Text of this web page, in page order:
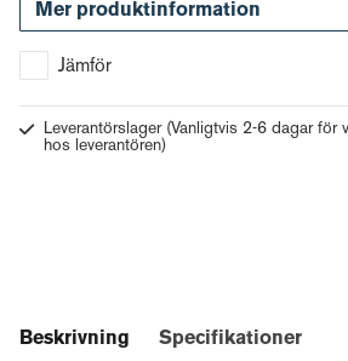
Mer produktinformation
Jämför
Leverantörslager (Vanligtvis 2-6 dagar för
hos leverantören)
Beskrivning Specifikationer